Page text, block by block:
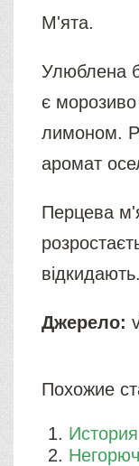
М'ята.
Улюблена
є
лимоном.
аромат
Перцева
відкидають.
Джерело:
Похожие